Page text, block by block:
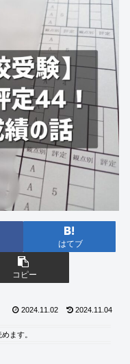
はてブ
コピー
2024.11.02 2024.11.04
ます。